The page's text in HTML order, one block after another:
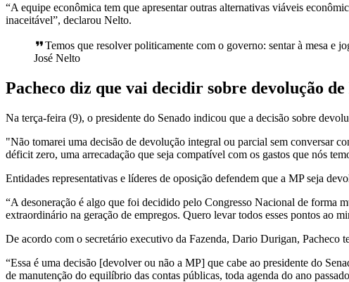
“A equipe econômica tem que apresentar outras alternativas viáveis
inaceitável”, declarou Nelto.
Temos que resolver politicamente com o governo: sentar à mesa e
José Nelto
Pacheco diz que vai decidir sobre devolução
Na terça-feira (9), o presidente do Senado indicou que a decisão sobre
"Não tomarei uma decisão de devolução integral ou parcial sem conversar
déficit zero, uma arrecadação que seja compatível com os gastos que nós
Entidades representativas e líderes de oposição defendem que a MP seja
“A desoneração é algo que foi decidido pelo Congresso Nacional de forma
extraordinário na geração de empregos. Quero levar todos esses pontos ao
De acordo com o secretário executivo da Fazenda, Dario Durigan, Pacheco
“Essa é uma decisão [devolver ou não a MP] que cabe ao presidente do
de manutenção do equilíbrio das contas públicas, toda agenda do ano